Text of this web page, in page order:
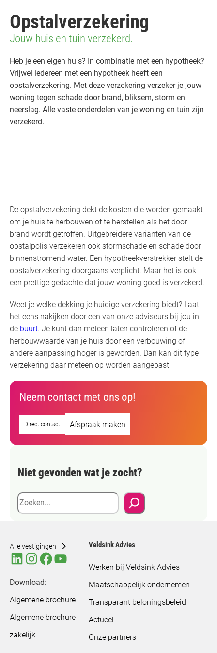
Opstalverzekering
Jouw huis en tuin verzekerd.
Heb je een eigen huis? In combinatie met een hypotheek?
Vrijwel iedereen met een hypotheek heeft een
opstalverzekering. Met deze verzekering verzeker je jouw
woning tegen schade door brand, bliksem, storm en
neerslag. Alle vaste onderdelen van je woning en tuin zijn
verzekerd.
De opstalverzekering dekt de kosten die worden gemaakt
om je huis te herbouwen of te herstellen als het door
brand wordt getroffen. Uitgebreidere varianten van de
opstalpolis verzekeren ook stormschade en schade door
binnenstromend water. Een hypotheekverstrekker stelt de
opstalverzekering doorgaans verplicht. Maar het is ook
een prettige gedachte dat jouw woning goed is verzekerd.
Weet je welke dekking je huidige verzekering biedt? Laat
het eens nakijken door een van onze adviseurs bij jou in
de buurt. Je kunt dan meteen laten controleren of de
herbouwwaarde van je huis door een verbouwing of
andere aanpassing hoger is geworden. Dan kan dit type
verzekering daar meteen op worden aangepast.
Neem contact met ons op!
Direct contact Afspraak maken
Niet gevonden wat je zocht?
Z
o
e
n
Alle vestigingen
Download:
Algemene brochure
Algemene brochure
zakelijk
Veldsink Advies
Werken bij Veldsink Advies
Maatschappelijk ondernemen
Transparant beloningsbeleid
Actueel
Onze partners